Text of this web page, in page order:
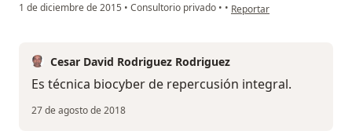
1 de diciembre de 2015 • Consultorio privado • • en opinión del usuario
Reportar
Cesar David Rodriguez Rodriguez
Es técnica biocyber de repercusión integral.
27 de agosto de 2018